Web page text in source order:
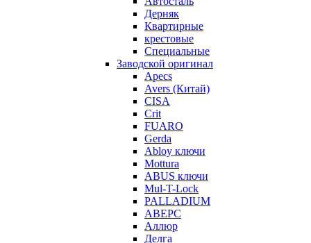
Дерняк
Квартирные
крестовые
Специальные
Заводской оригинал
Apecs
Avers (Китай)
CISA
Crit
FUARO
Gerda
Abloy ключи
Mottura
ABUS ключи
Mul-T-Lock
PALLADIUM
АВЕРС
Аллюр
Делга